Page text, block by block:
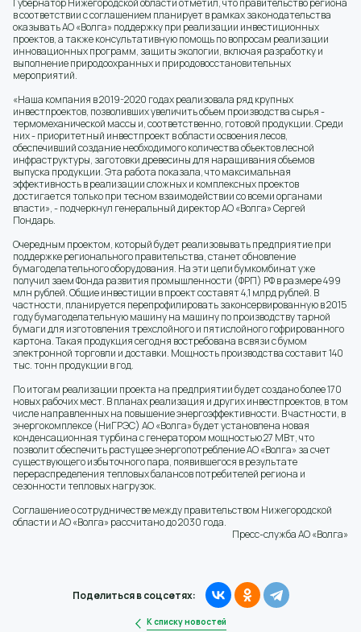
Губернатор Нижегородской области отметил, что правительство региона
в соответствии с соглашением планирует в рамках законодательства
оказывать АО «Волга» поддержку при реализации инвестиционных
проектов, а также консультативную помощь по вопросам реализации
инновационных программ, защиты экологии, включая разработку и
выполнение природоохранных и природовосстановительных
мероприятий.
«Наша компания в 2019-2020 годах реализовала ряд крупных
инвестпроектов, позволивших увеличить объем производства сырья -
термомеханической массы и, соответственно, готовой продукции. Среди
них - приоритетный инвестпроект в области освоения лесов,
обеспечивший создание необходимого количества объектов лесной
инфраструктуры, заготовки древесины для наращивания объемов
выпуска продукции. Эта работа показала, что максимальная
эффективность в реализации сложных и комплексных проектов
достигается только при тесном взаимодействии со всеми органами
власти», - подчеркнул генеральный директор АО «Волга» Сергей
Пондарь.
Очередным проектом, который будет реализовывать предприятие при
поддержке регионального правительства, станет обновление
бумагоделательного оборудования. На эти цели бумкомбинат уже
получил заем Фонда развития промышленности (ФРП) РФ в размере 499
млн рублей. Общие инвестиции в проект составят 4,1 млрд рублей. В
частности, планируется перепрофилировать законсервированную в 2015
году бумагоделательную машину на машину по производству тарной
бумаги для изготовления трехслойного и пятислойного гофрированного
картона. Такая продукция сегодня востребована в связи с бумом
электронной торговли и доставки. Мощность производства составит 140
тыс. тонн продукции в год.
По итогам реализации проекта на предприятии будет создано более 170
новых рабочих мест. В планах реализация и других инвестпроектов, в том
числе направленных на повышение энергоэффективности. В частности, в
энергокомплексе (НиГРЭС) АО «Волга» будет установлена новая
конденсационная турбина с генератором мощностью 27 МВт, что
позволит обеспечить растущее энергопотребление АО «Волга» за счет
существующего избыточного пара, появившегося в результате
перераспределения тепловых балансов потребителей региона и
сезонности тепловых нагрузок.
Соглашение о сотрудничестве между правительством Нижегородской
области и АО «Волга» рассчитано до 2030 года.
Пресс-служба АО «Волга»
К списку новостей
Поделиться в соцсетях: